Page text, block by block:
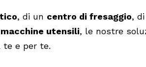
, di un centro di fresaggio,
utensili, le nostre
te e per te.